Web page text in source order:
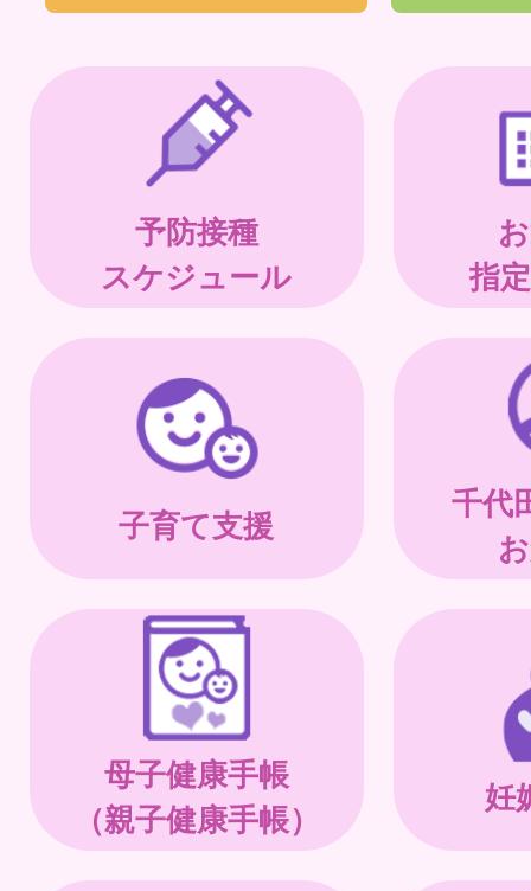
予防接種
スケジュール
指
子育て支援
千代
母子健康手帳
（親子健康手帳）
妊